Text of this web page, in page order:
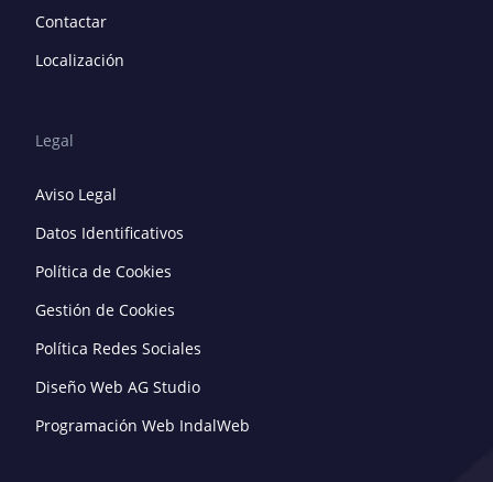
Contactar
Localización
Legal
Aviso Legal
Datos Identificativos
Política de Cookies
Gestión de Cookies
Política Redes Sociales
Diseño Web AG Studio
Programación Web IndalWeb